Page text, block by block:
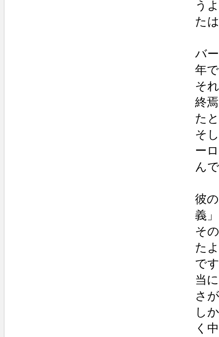
う
た
バ
年
そ
終
た
そ
ー
ん
彼
義
そ
た
で
当
さ
し
く